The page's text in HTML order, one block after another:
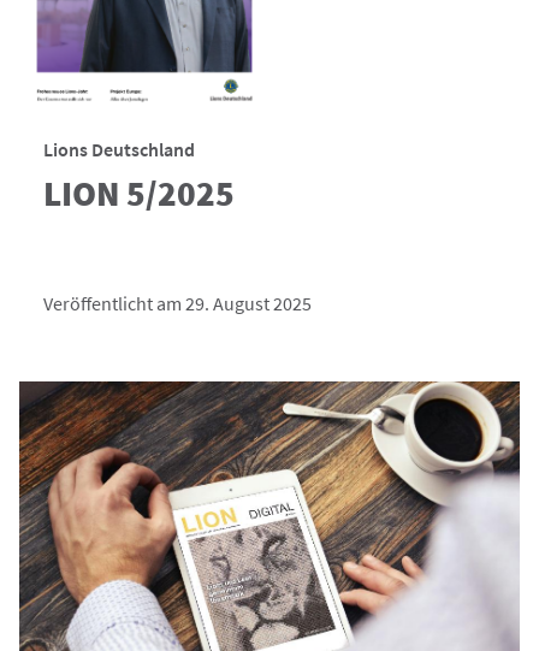
Lions Deutschland
LION 5/2025
Veröffentlicht am 29. August 2025